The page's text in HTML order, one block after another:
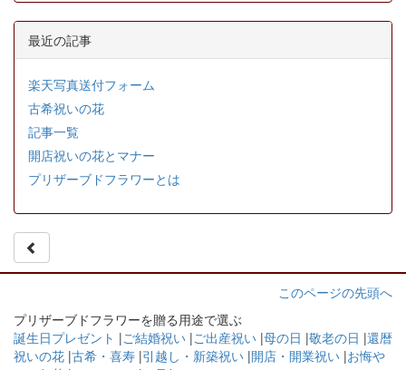
最近の記事
楽天写真送付フォーム
古希祝いの花
記事一覧
開店祝いの花とマナー
プリザーブドフラワーとは
このページの先頭へ
プリザーブドフラワーを贈る用途で選ぶ
誕生日プレゼント |ご結婚祝い |ご出産祝い |母の日 |敬老の日 |還暦
祝いの花 |古希・喜寿 |引越し・新築祝い |開店・開業祝い |お悔や